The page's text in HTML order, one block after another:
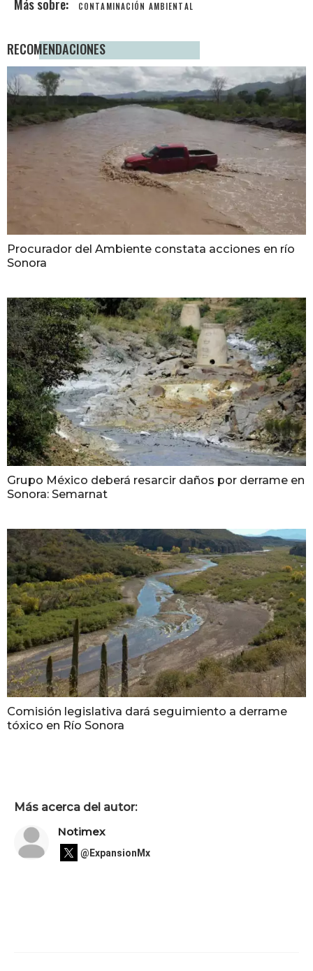
CONTAMINACIÓN AMBIENTAL
RECOMENDACIONES
Procurador del Ambiente constata acciones en río
Sonora
Grupo México deberá resarcir daños por derrame en
Sonora: Semarnat
Comisión legislativa dará seguimiento a derrame
tóxico en Río Sonora
Más acerca del autor:
Notimex
@ExpansionMx